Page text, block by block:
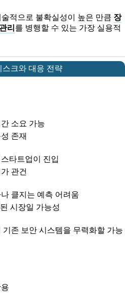
적으로 불확실성이 높은 만큼 장
리 를 병행할 수 있는 가장 실용적
크와 대응 전략
소요 가능
존재
타트업이 진입
관건
클지는 예측 어려움
시장일 가능성
기존 보안 시스템을 무력화할 가능